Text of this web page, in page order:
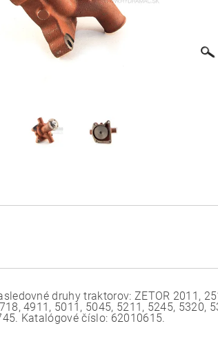
druhy traktorov: ZETOR 2011,
4911, 5011, 5045, 5211, 5245, 5320,
Katalógové číslo: 62010615.